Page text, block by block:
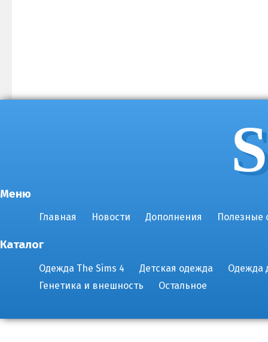
Меню
Главная Новости Дополнения Полезные
Каталог
Одежда The Sims 4 Детская одежда
Одежда
Генетика и внешность
Остальное